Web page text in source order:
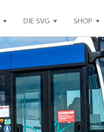
DIE SVG SHOP